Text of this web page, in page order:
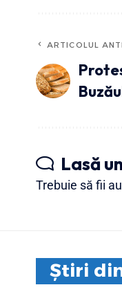
ARTICOLUL
Lasă
Trebuie să fii
Știri